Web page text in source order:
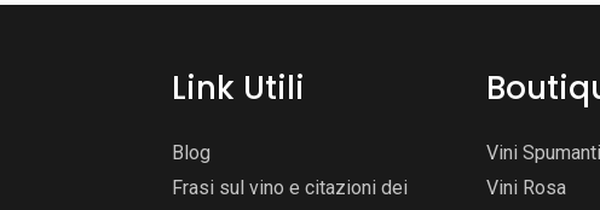
Link Utili
Blog
Frasi sul vino e citazioni dei
Vini Spumanti
Vini Rosa